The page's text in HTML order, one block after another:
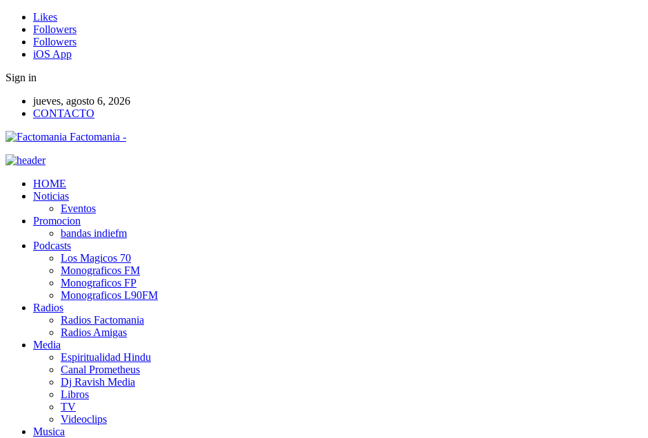
Likes
Followers
Followers
iOS App
Sign in
jueves, agosto 6, 2026
CONTACTO
Factomania -
HOME
Noticias
Eventos
Promocion
bandas indiefm
Podcasts
Los Magicos 70
Monograficos FM
Monograficos FP
Monograficos L90FM
Radios
Radios Factomania
Radios Amigas
Media
Espiritualidad Hindu
Canal Prometheus
Dj Ravish Media
Libros
TV
Videoclips
Musica